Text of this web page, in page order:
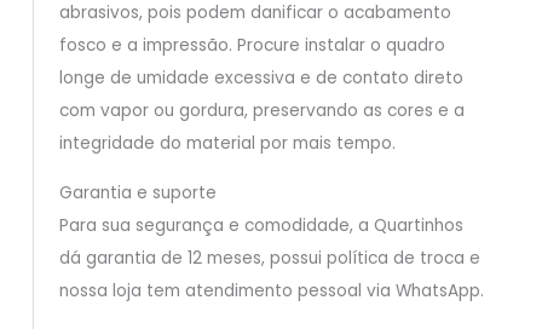
abrasivos, pois podem danificar o acabamento
fosco e a impressão. Procure instalar o quadro
longe de umidade excessiva e de contato direto
com vapor ou gordura, preservando as cores e a
integridade do material por mais tempo.
Garantia e suporte
Para sua segurança e comodidade, a Quartinhos
dá garantia de 12 meses, possui política de troca e
nossa loja tem atendimento pessoal via WhatsApp.